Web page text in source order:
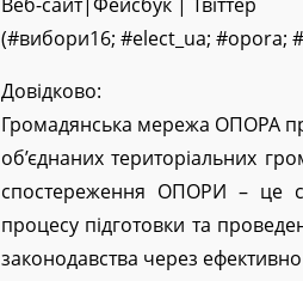
(#вибори16; #elect_ua; #opora;
Довідково:
Громадянська мережа ОПОРА
об’єднаних територіальних
спостереження ОПОРИ – це
процесу підготовки та
законодавства через